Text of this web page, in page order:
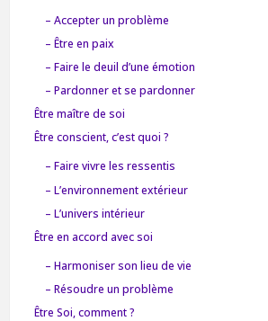
– Accepter un problème
– Être en paix
– Faire le deuil d’une émotion
– Pardonner et se pardonner
Être maître de soi
Être conscient, c’est quoi ?
– Faire vivre les ressentis
– L’environnement extérieur
– L’univers intérieur
Être en accord avec soi
– Harmoniser son lieu de vie
– Résoudre un problème
Être Soi, comment ?